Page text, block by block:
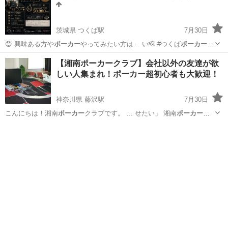
抜き・ミシン目・穴開け加...
茨城県 つくば駅
7月30日
😊 興味ある方やポーカー やってみたい方は… い🫡 #つくばポーカー#
アマギフ#ポー…
茨城 つくば市 つくば駅 友達 ポーカー
【湘南ポーカークラブ】会社以外の友達が欲
しい人集まれ！ポーカー超初心者も大歓迎！
神奈川県 藤沢駅
7月30日
こんにちは！湘南ポーカークラブです。 … せたい」 湘南ポーカーク